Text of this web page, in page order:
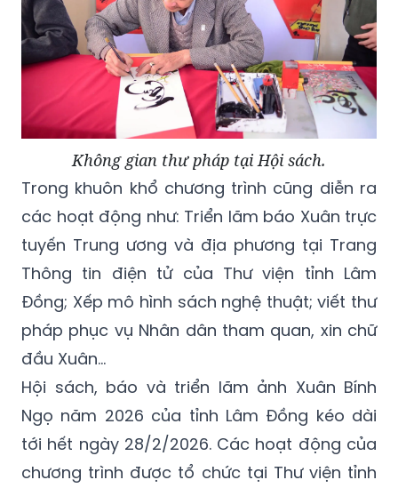
Không gian thư pháp tại Hội sách.
Trong khuôn khổ chương trình cũng diễn ra
các hoạt động như: Triển lãm báo Xuân trực
tuyến Trung ương và địa phương tại Trang
Thông tin điện tử của Thư viện tỉnh Lâm
Đồng; Xếp mô hình sách nghệ thuật; viết thư
pháp phục vụ Nhân dân tham quan, xin chữ
đầu Xuân…
Hội sách, báo và triển lãm ảnh Xuân Bính
Ngọ năm 2026 của tỉnh Lâm Đồng kéo dài
tới hết ngày 28/2/2026. Các hoạt động của
chương trình được tổ chức tại Thư viện tỉnh